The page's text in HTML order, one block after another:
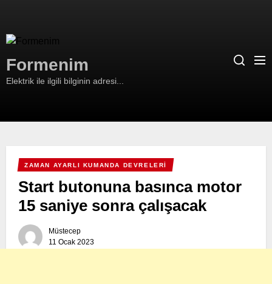
the
Formenim
Elektrik ile ilgili bilginin adresi...
ZAMAN AYARLI KUMANDA DEVRELERI
Start butonuna basınca motor
15 saniye sonra çalışacak
Müstecep
11 Ocak 2023